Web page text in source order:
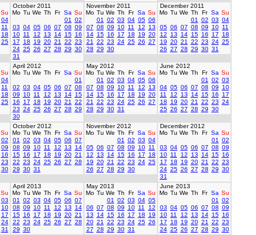
Su
04
11
18
25
October 2011
Mo Tu We Th Fr Sa Su
01
02
03 04 05 06 07 08 09
10 11 12 13 14 15 16
17
18 19 20 21 22 23
24 25 26 27 28 29 30
31
November 2011
Mo Tu We Th Fr Sa Su
01
02 03 04 05 06
07 08 09 10 11 12
13
14 15 16 17 18 19 20
21
22 23 24 25 26 27
28 29 30
December 2011
Mo Tu We Th Fr Sa Su
01
02 03 04
05 06 07 08 09 10 11
12
13 14 15 16 17
18
19 20 21 22 23 24 25
26 27 28 29 30 31
Su
04
11
18
25
April 2012
Mo Tu We Th Fr Sa Su
01
02 03 04 05 06 07 08
09
10 11 12 13 14 15
16
17 18 19 20 21
22
23 24 25 26 27 28 29
30
May 2012
Mo Tu We Th Fr Sa Su
01
02 03 04 05 06
07 08 09 10 11 12
13
14 15 16 17 18 19 20
21
22 23 24 25 26 27
28 29 30 31
June 2012
Mo Tu We Th Fr Sa Su
01
02 03
04 05 06 07 08 09
10
11
12 13 14 15 16
17
18
19 20 21 22 23 24
25 26 27 28 29 30
Su
02
09
16
23
30
October 2012
Mo Tu We Th Fr Sa Su
01
02 03 04 05 06 07
08 09 10 11 12 13
14
15 16 17 18 19 20 21
22 23 24 25 26 27 28
29 30 31
November 2012
Mo Tu We Th Fr Sa Su
01
02 03 04
05 06 07 08 09 10 11
12
13 14 15 16 17
18
19 20 21 22 23 24 25
26 27 28 29 30
December 2012
Mo Tu We Th Fr Sa Su
01
02
03 04 05 06 07 08 09
10 11 12 13 14 15 16
17
18 19 20 21 22 23
24 25 26 27 28 29 30
31
Su
03
10
17
24
31
April 2013
Mo Tu We Th Fr Sa Su
01
02 03 04 05 06 07
08 09 10 11 12 13
14
15 16 17 18 19 20 21
22 23 24 25 26 27 28
29 30
May 2013
Mo Tu We Th Fr Sa Su
01
02 03 04 05
06 07 08 09 10 11
12
13
14 15 16 17 18
19
20 21 22 23 24 25 26
27 28 29 30 31
June 2013
Mo Tu We Th Fr Sa Su
01
02
03 04 05 06 07 08 09
10 11 12 13 14 15 16
17
18 19 20 21 22 23
24 25 26 27 28 29 30